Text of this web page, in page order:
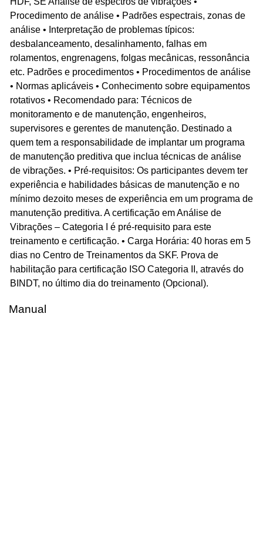
Procedimento de análise • Padrões espectrais, zonas de
análise • Interpretação de problemas típicos:
desbalanceamento, desalinhamento, falhas em
rolamentos, engrenagens, folgas mecânicas, ressonância
etc. Padrões e procedimentos • Procedimentos de análise
• Normas aplicáveis • Conhecimento sobre equipamentos
rotativos • Recomendado para: Técnicos de
monitoramento e de manutenção, engenheiros,
supervisores e gerentes de manutenção. Destinado a
quem tem a responsabilidade de implantar um programa
de manutenção preditiva que inclua técnicas de análise
de vibrações. • Pré-requisitos: Os participantes devem ter
experiência e habilidades básicas de manutenção e no
mínimo dezoito meses de experiência em um programa de
manutenção preditiva. A certificação em Análise de
Vibrações – Categoria I é pré-requisito para este
treinamento e certificação. • Carga Horária: 40 horas em 5
dias no Centro de Treinamentos da SKF. Prova de
habilitação para certificação ISO Categoria II, através do
BINDT, no último dia do treinamento (Opcional).
Manual